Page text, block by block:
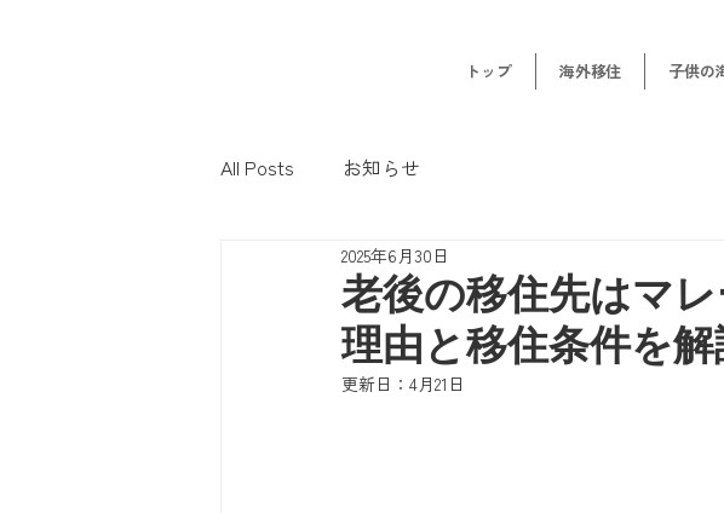
トップ 海外移住 子供の
All Posts お知らせ
老後の移住先はマ
理由と移住条件を解
2025年6月30日
更新日： 4月21日